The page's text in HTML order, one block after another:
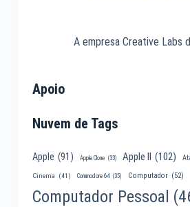
A empresa Creative Labs
Apoio
Nuvem de Tags
Apple (91) Apple Clone (33) Apple II (102)
Cinema (41) Commodore 64 (35) Computador (52)
Computador Pessoal